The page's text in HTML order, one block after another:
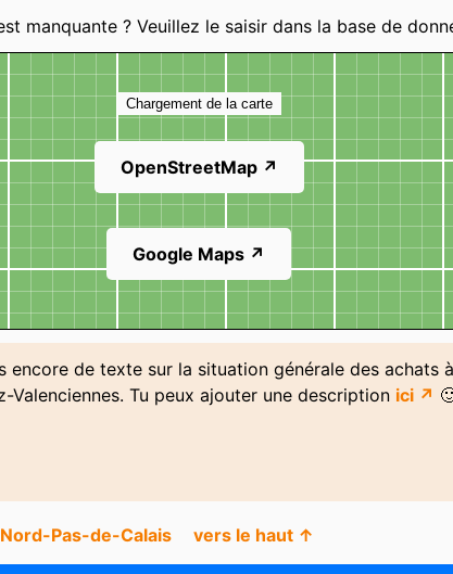
manquante ? Veuillez le saisir dans la base de
Chargement de la carte
OpenStreetMap ↗
Google Maps ↗
encore de texte sur la situation générale des achats à
Valenciennes. Tu peux ajouter une description ici ↗
Pas-de-Calais vers le haut ↑